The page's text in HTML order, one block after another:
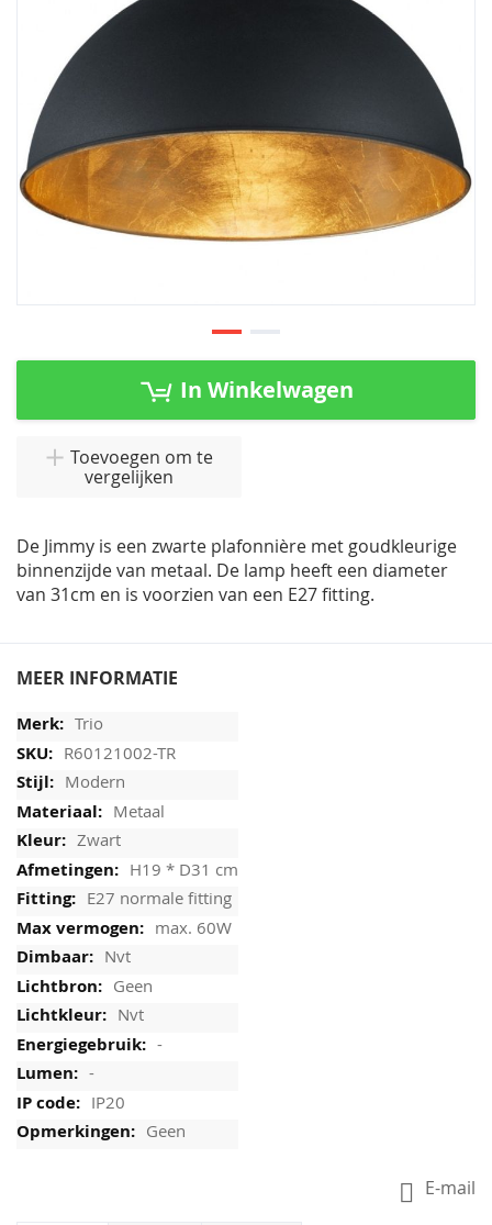
Ga
In Winkelwagen
Toevoegen om te
vergelijken
De Jimmy is een zwarte plafonnière met goudkleurige
binnenzijde van metaal. De lamp heeft een diameter
van 31cm en is voorzien van een E27 fitting.
MEER INFORMATIE
Trio
R60121002-TR
Modern
Metaal
Zwart
H19 * D31 cm
E27 normale fitting
max. 60W
Nvt
Geen
Nvt
-
-
IP20
Geen
E-mail